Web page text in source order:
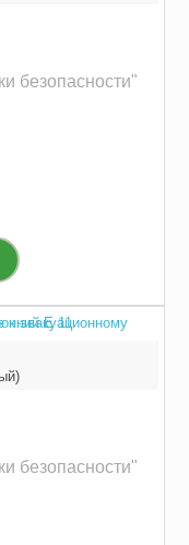
безопасности"
безопасности"